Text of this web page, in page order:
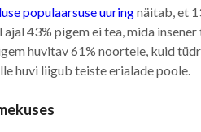
populaarsuse uuringnäitab, et
43% pigem ei tea, mida
huvitav 61% noortele, kuid
huvi liigub teiste erialade poole.